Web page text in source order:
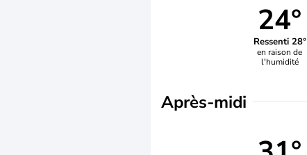
24°
Ressenti 28°
en raison de
l'humidité
Après-midi